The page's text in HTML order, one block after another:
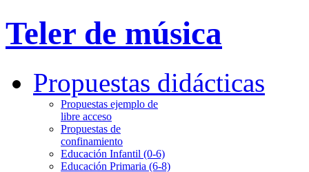
Teler de música
Propuestas didácticas
Propuestas ejemplo de
libre acceso
Propuestas de
confinamiento
Educación Infantil (0-6)
Educación Primaria (6-8)